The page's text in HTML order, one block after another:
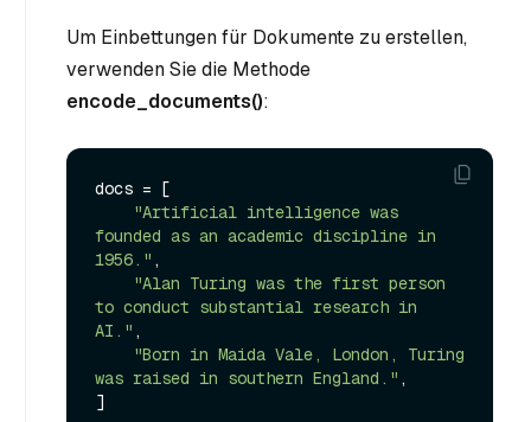
Um Einbettungen für Dokumente zu erstellen,
verwenden Sie die Methode
encode_documents():
docs = [
"Artificial intelligence was
founded as an academic discipline in
1956." ,
"Alan Turing was the first person
to conduct substantial research in
AI." ,
"Born in Maida Vale, London, Turing
was raised in southern England." ,
]